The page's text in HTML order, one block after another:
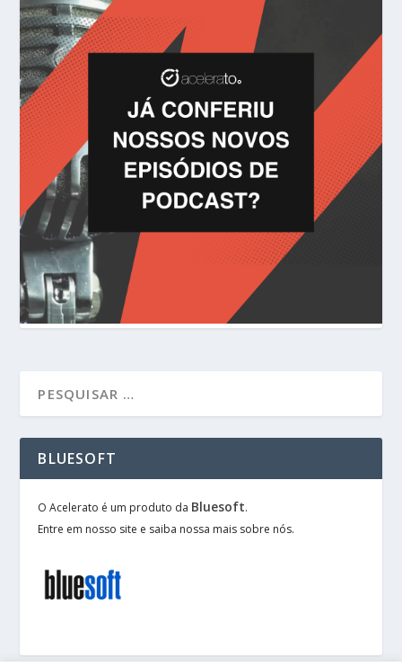
BLUESOFT
O Acelerato é um produto da Bluesoft.
Entre em nosso site e saiba nossa mais sobre nós.